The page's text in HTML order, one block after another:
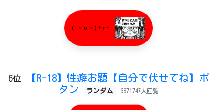
( ＞o＜)ｷｬｰ
6位
【R-18】性癖お題【自分で伏せてね】ボ
タン
ランダム 3871747人回覧